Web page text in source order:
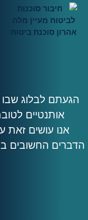
הגעתם לבלוג
אותנטיים
אנו עושים
הדברים החשובים